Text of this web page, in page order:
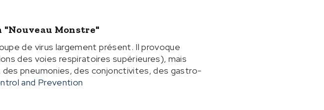
"nouveau Monstre"
de virus largement présent. Il provoque
des voies respiratoires supérieures), mais
pneumonies, des conjonctivites, des gastro-
and Prevention